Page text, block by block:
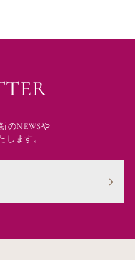
のNEWSや
します。